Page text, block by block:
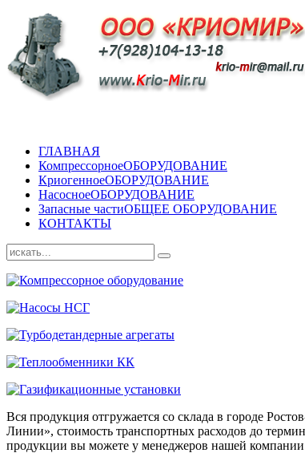
ГЛАВНАЯ
КомпрессорноеОБОРУДОВАНИЕ
КриогенноеОБОРУДОВАНИЕ
НасосноеОБОРУДОВАНИЕ
Запасные частиОБЩЕЕ ОБОРУДОВАНИЕ
КОНТАКТЫ
Вся продукция отгружается со склада в городе
Линии», стоимость транспортных расходов до
продукции вы можете у менеджеров нашей